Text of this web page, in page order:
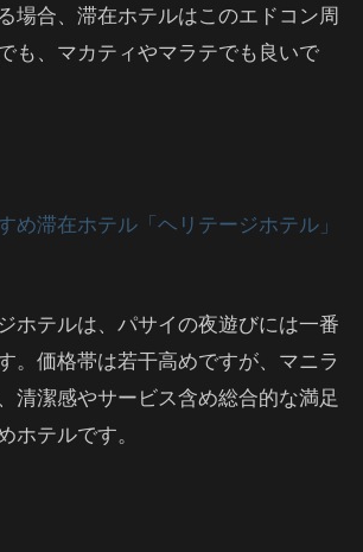
場合、滞在ホテルはこのエドコン周
も、マカティやマラテでも良いで
め滞在ホテル「ヘリテージホテル」
ホテルは、パサイの夜遊びには一番
。価格帯は若干高めですが、マニラ
清潔感やサービス含め総合的な満足
ホテルです。